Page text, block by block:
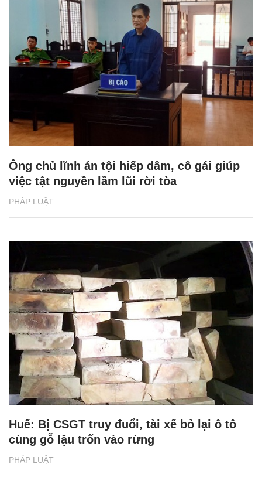
PHÁP LUẬT
Ông chủ lĩnh án tội hiếp dâm, cô gái giúp
việc tật nguyền lầm lũi rời tòa
PHÁP LUẬT
Huế: Bị CSGT truy đuổi, tài xế bỏ lại ô tô
cùng gỗ lậu trốn vào rừng